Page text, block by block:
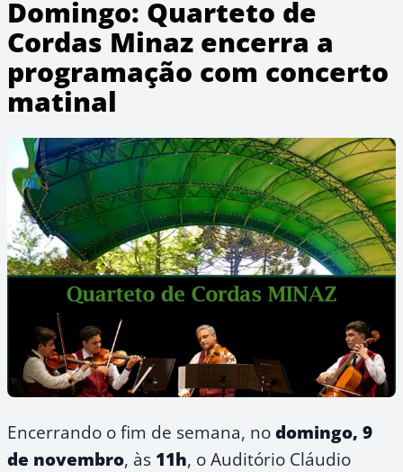
Domingo: Quarteto de
Cordas Minaz encerra a
programação com concerto
matinal
Encerrando o fim de semana, nodomingo, 9
de novembro, às 11h, o Auditório Cláudio